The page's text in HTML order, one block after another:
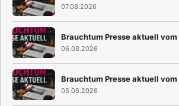
07.08.2026
Brauchtum Presse aktuell
06.08.2026
Brauchtum Presse aktuell
05.08.2026